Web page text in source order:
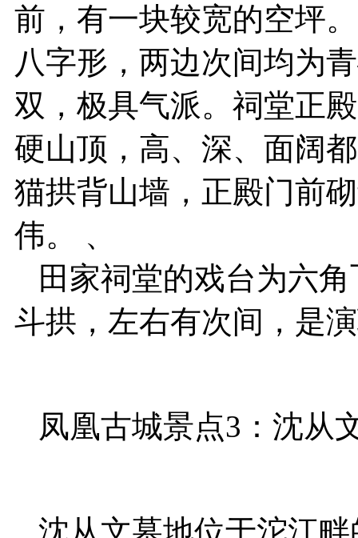
前，有一块较宽的空坪
八字形，两边次间均为
双，极具气派。祠堂正
硬山顶，高、深、面阔
猫拱背山墙，正殿门前
伟。 、
田家祠堂的戏台为六
斗拱，左右有次间，是
凤凰古城景点3：沈从